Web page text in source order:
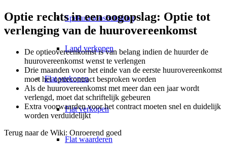
Spekulationsbelasting
Land verkopen
Flatverkopen
Flat verkopen
Flat waarderen
Optie rechts in een oogopslag: Optie tot
verlenging van de huurovereenkomst
De optieovereenkomst is van belang indien de huurder de
huurovereenkomst wenst te verlengen
Drie maanden voor het einde van de eerste huurovereenkomst
moet het optiecontract besproken worden
Als de huurovereenkomst met meer dan een jaar wordt
verlengd, moet dat schriftelijk gebeuren
Extra voorwaarden voor het contract moeten snel en duidelijk
worden verduidelijkt
Terug naar de Wiki: Onroerend goed